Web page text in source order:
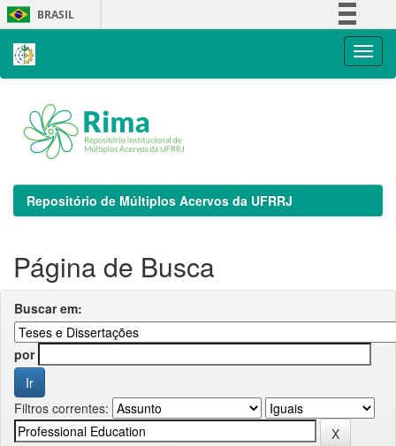
Skip
navigation
BRASIL
Repositório de Múltiplos Acervos da UFRRJ
Página de Busca
Buscar em:
por
Filtros correntes: